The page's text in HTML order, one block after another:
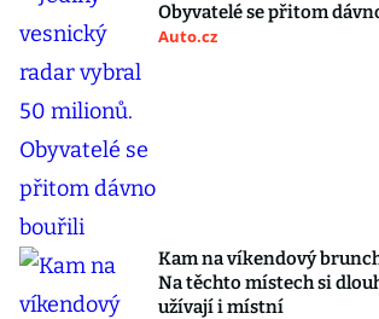
Obyvatelé se přitom
Auto.cz
Kam na víkendový
Na těchto místech si
užívají i místní